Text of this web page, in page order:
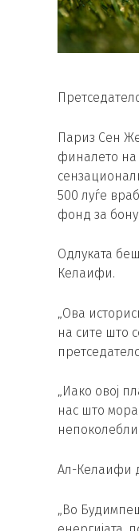
Париз Сен
финалето
500 луѓе
фонд за
Одлуката
Келаифи.
„Ова
на сите што
„Иако овој
нас што
Ал-Келаифи
„Во